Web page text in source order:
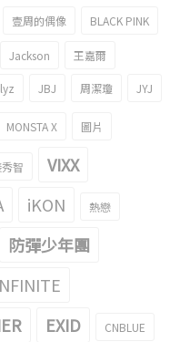
壹周的偶像 BLACK PINK
Jackson 王嘉爾
JBJ 周潔瓊 JYJ
MONSTA X 圖片
智 VIXX
iKON 熱戀
防彈少年團
EXID CNBLUE